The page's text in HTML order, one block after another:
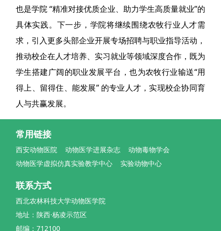
也是学院 “精准对接优质企业、助力学生高质量就业”的
具体实践。下一步，学院将继续围绕农牧行业人才需
求，引入更多头部企业开展专场招聘与职业指导活动，
推动校企在人才培养、实习就业等领域深度合作，既为
学生搭建广阔的职业发展平台，也为农牧行业输送“用
得上、留得住、能发展” 的专业人才，实现校企协同育
人与共赢发展。
常用链接
西安动物医院 动物医学进展杂志
动物毒物学会
动物医学虚拟仿真实验教学中心
实验动物中心
联系方式
西北农林科技大学动物医学院
地址：陕西·杨凌示范区
邮编：712100